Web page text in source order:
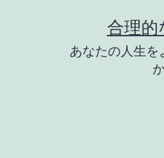
合理的
あなたの人生を